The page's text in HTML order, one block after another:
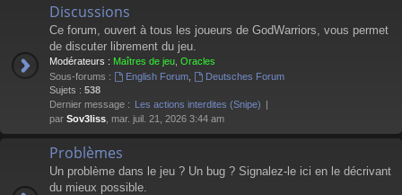
Discussions
Ce forum, ouvert à tous les joueurs de GodWarriors, vous permet
de discuter librement du jeu.
Modérateurs : Maîtres de jeu Oracles
Sous-forums :
English Forum,
Deutsches Forum
Sujets : 538
Dernier message : Les actions interdites (Snipe)
par Sov3liss , mar. juil. 21, 2026 3:44 am
Problèmes
Un problème dans le jeu ? Un bug ? Signalez-le ici en le décrivant
du mieux possible.